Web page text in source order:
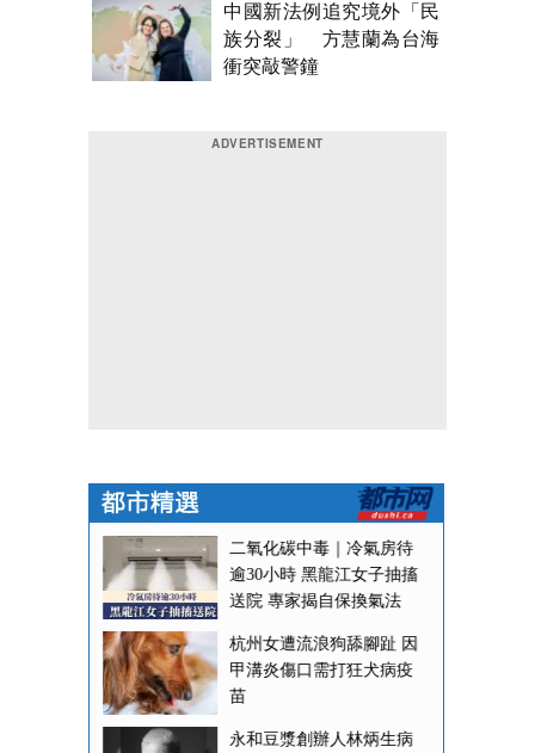
中國新法例追究境外「民
族分裂」 方慧蘭為台海
衝突敲警鐘